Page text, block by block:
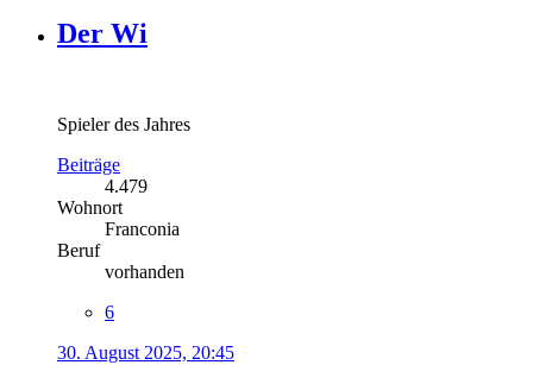
Der Wi
Spieler des Jahres
Beiträge
4.479
Wohnort
Franconia
Beruf
vorhanden
6
30. August 2025, 20:45